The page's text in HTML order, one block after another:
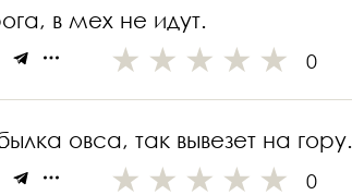
в мех не идут.
0
овса, так вывезет на гору.
0